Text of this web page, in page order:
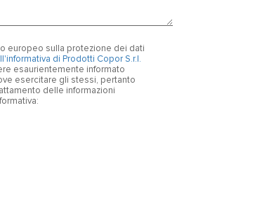
europeo sulla protezione dei dati
di Prodotti Copor S.r.l.
esaurientemente informato
esercitare gli stessi, pertanto
delle informazioni